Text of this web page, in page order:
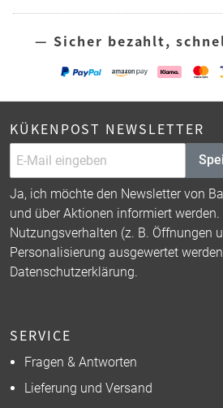
— Sicher bezahlt,
KÜKENPOST NEWSLETTER
Ja, ich möchte den Newsletter von
und über Aktionen informiert
Nutzungsverhalten (z. B. Öffnungen
Personalisierung ausgewertet
Datenschutzerklärung.
SERVICE
Fragen & Antworten
Lieferung und Versand